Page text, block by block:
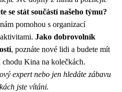
se stát součástí našeho týmu?
pomohou s organizací
Jako dobrovolník
, poznáte nové lidi a budete mít
chodu Kina na kolečkách.
expert nebo jen hledáte zábavu
jste vítáni.